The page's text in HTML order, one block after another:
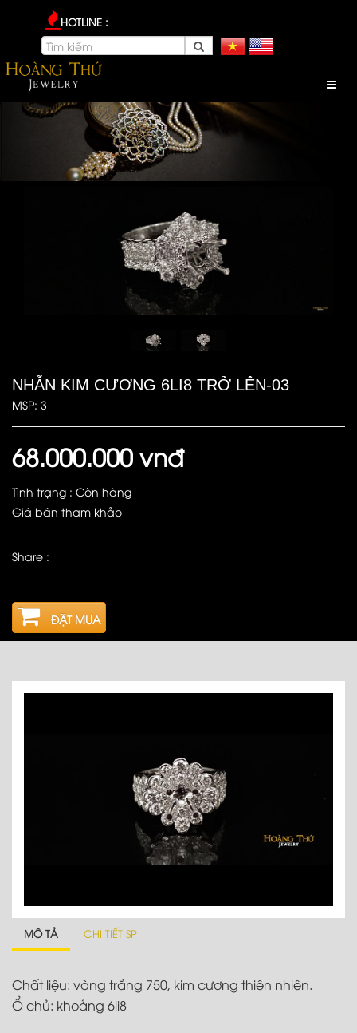
HOTLINE :
NHẪN KIM CƯƠNG 6LI8 TRỞ LÊN-03
MSP: 3
68.000.000 vnđ
Tình trạng : Còn hàng
Giá bán tham khảo
Share :
ĐẶT MUA
MÔ TẢ CHI TIẾT SP
Chất liệu: vàng trắng 750, kim cương thiên nhiên.
Ổ chủ: khoảng 6li8